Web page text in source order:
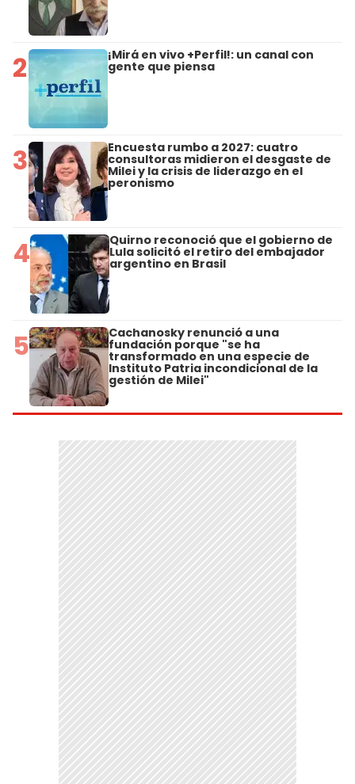
2 ¡Mirá en vivo +Perfil!: un canal con
gente que piensa
3 Encuesta rumbo a 2027: cuatro
consultoras midieron el desgaste de
Milei y la crisis de liderazgo en el
peronismo
4 Quirno reconoció que el gobierno de
Lula solicitó el retiro del embajador
argentino en Brasil
5 Cachanosky renunció a una
fundación porque "se ha
transformado en una especie de
Instituto Patria incondicional de la
gestión de Milei"